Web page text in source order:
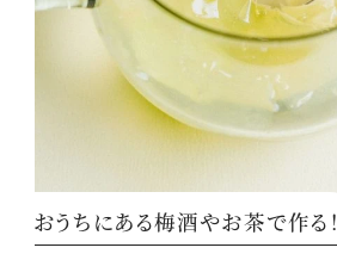
おうちにある梅酒やお茶で作る！